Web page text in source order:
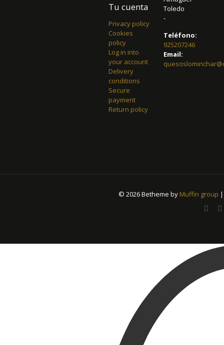
Tu cuenta
Privacy policy
Cookies
policy
Log in into
your account
Delivery
conditions
Secure
payment
Return policy
Toledo
-
Teléfono:
925207246
Email:
© 2026 Betheme by Muffin group